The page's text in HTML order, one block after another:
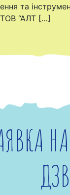
та
ТОВ “АЛТ […]